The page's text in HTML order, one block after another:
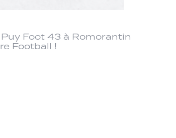
Foot 43 à Romorantin
Football !